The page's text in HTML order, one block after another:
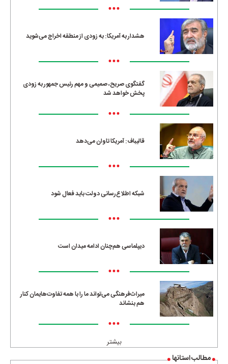
•••
هشدار به آمریکا: به زودی از منطقه اخراج می‌شوید
•••
گفتگوی صریح، صمیمی و مهم رئیس جمهور به زودی
پخش خواهد شد
•••
قالیباف: آمریکا تاوان می‌دهد
•••
شبکه اطلاع‌رسانی دولت باید فعال شود
•••
دیپلماسی هم‌چنان ادامه میدان است
•••
میراث‌فرهنگی می‌تواند ما را با همه تفاوت‌هایمان کنار
هم بنشاند
•••
بیشتر
مطالب استانها